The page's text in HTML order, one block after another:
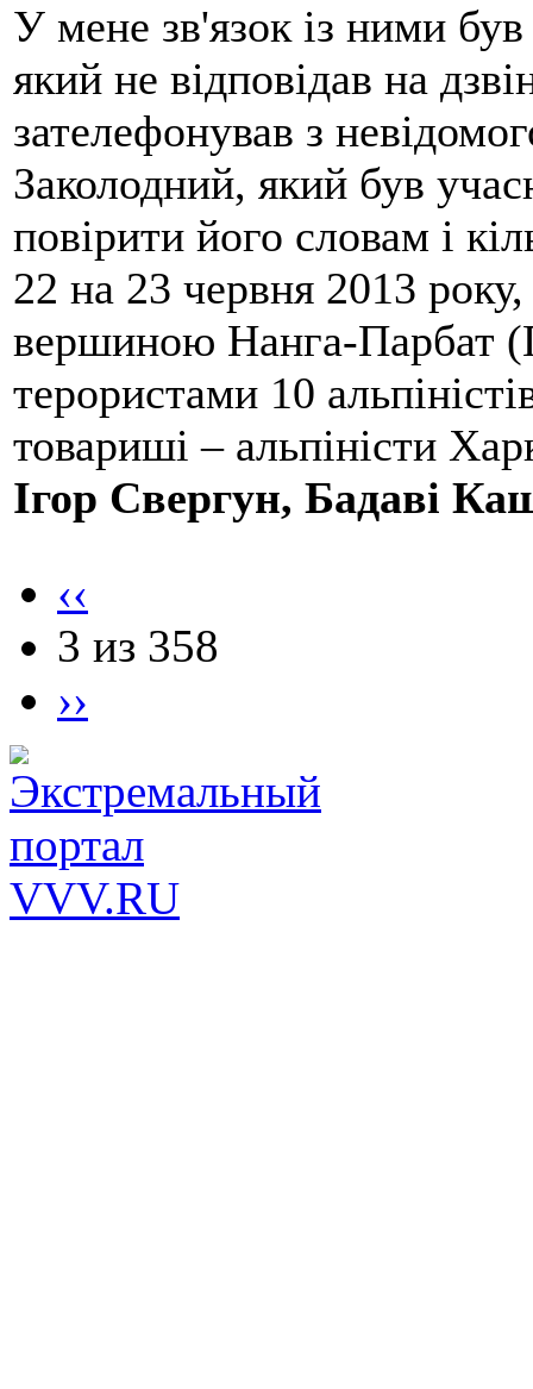
У мене зв'язок із ними
який не відповідав на
зателефонував з
Заколодний, який був
повірити його словам і
22 на 23 червня 2013
вершиною Нанга-Парбат
терористами 10
товариші – альпіністи
Ігор Свергун, Бадаві
‹‹
3 из 358
››